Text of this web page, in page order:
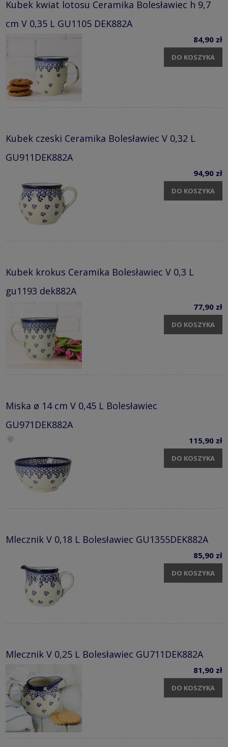
Kubek kwiat lotosu Ceramika Bolesławiec h 9,7
cm V 0,35 L GU1105 DEK882A
84,90 zł
DO KOSZYKA
Kubek czeski Ceramika Bolesławiec V 0,32 L
GU911DEK882A
94,90 zł
DO KOSZYKA
Kubek krokus Ceramika Bolesławiec V 0,3 L
gu1193 dek882A
77,90 zł
DO KOSZYKA
Miska ø 14 cm V 0,45 L Bolesławiec
GU971DEK882A
115,90 zł
DO KOSZYKA
Mlecznik V 0,18 L Bolesławiec GU1355DEK882A
85,90 zł
DO KOSZYKA
Mlecznik V 0,25 L Bolesławiec GU711DEK882A
81,90 zł
DO KOSZYKA